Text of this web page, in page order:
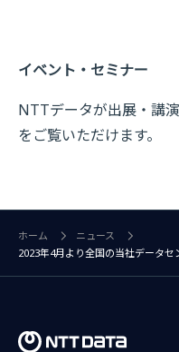
イベント・セミナー
NTTデータが出展・講
をご覧いただけます。
ホーム
ニュース
2023年4月より全国の当社データ